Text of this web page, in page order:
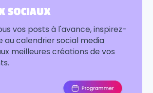
SOCIAUX
vos posts à l'avance, inspirez-
au calendrier social media
meilleures créations de vos